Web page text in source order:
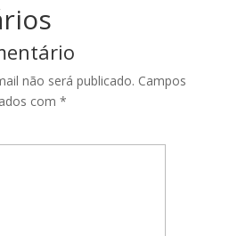
não será publicado. Campos
com *